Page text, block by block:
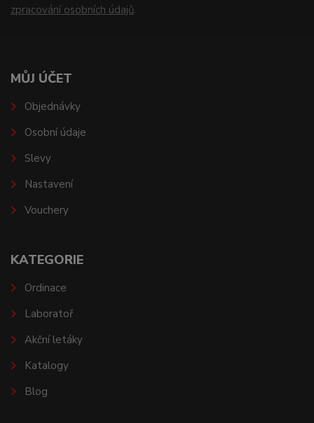
zpracování osobních údajů.
MŮJ ÚČET
Objednávky
Osobní údaje
Slevy
Nastavení
Vouchery
KATEGORIE
Ordinace
Laboratoř
Akční letáky
Katalogy
Blog